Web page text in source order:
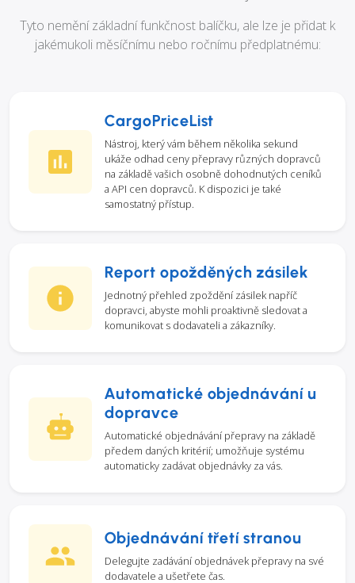
Tyto nemění základní funkčnost balíčku, ale lze je přidat k
jakémukoli měsíčnímu nebo ročnímu předplatnému:
CargoPriceList
Nástroj, který vám během několika sekund
ukáže odhad ceny přepravy různých dopravců
na základě vašich osobně dohodnutých ceníků
a API cen dopravců. K dispozici je také
samostatný přístup.
Report opožděných zásilek
Jednotný přehled zpoždění zásilek napříč
dopravci, abyste mohli proaktivně sledovat a
komunikovat s dodavateli a zákazníky.
Automatické objednávání u
dopravce
Automatické objednávání přepravy na základě
předem daných kritérií; umožňuje systému
automaticky zadávat objednávky za vás.
Objednávání třetí stranou
Delegujte zadávání objednávek přepravy na své
dodavatele a ušetřete čas.